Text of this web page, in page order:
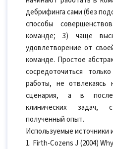
дебрифинга сами (без
способы
команде; 3) чаще
удовлетворение от
команде. Простое
сосредоточиться
работы, не отвлекаясь
сценария, а в
клинических задач,
полученный опыт.
Используемые
1. Firth-Cozens J (2004)